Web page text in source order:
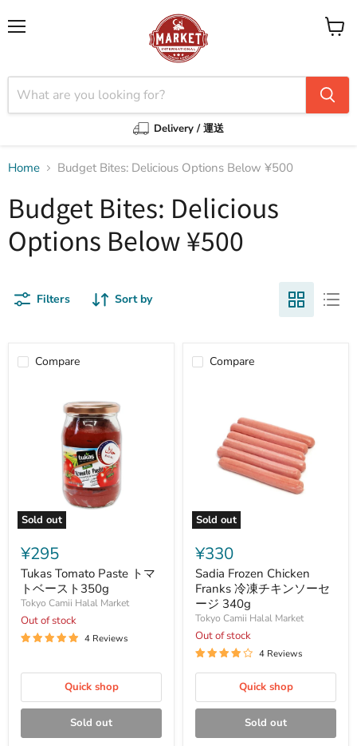
Delivery / 運送
View
Home Budget Bites: Delicious Options Below ¥500
Budget Bites: Delicious
Options Below ¥500
Filters Sort by
Compare
Sold out
Tomato
Paste
ト
マ
ト
ベ
ー
ス
¥295
Tukas Tomato Paste トマ
トベースト350g
Tokyo Camii Halal Market
Out of stock
4 Reviews
Quick shop
Sold out
Compare
Sold out
Frozen
Chicken
Franks
冷
チ
キ
ン
ソ
ー
セ
ジ
340g
¥330
Sadia Frozen Chicken
Franks 冷凍チキンソーセ
ージ 340g
Tokyo Camii Halal Market
Out of stock
4 Reviews
Quick shop
Sold out